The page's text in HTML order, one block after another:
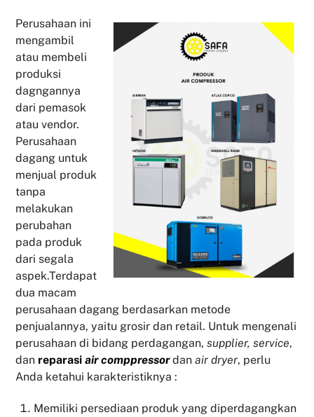
Perusahaan ini
mengambil
atau membeli
produksi
dagngannya
dari pemasok
atau vendor.
Perusahaan
dagang untuk
menjual produk
tanpa
melakukan
perubahan
pada produk
dari segala
aspek.Terdapat
dua macam
perusahaan dagang berdasarkan metode
penjualannya, yaitu grosir dan retail. Untuk mengenali
perusahaan di bidang perdagangan,supplier, service,
dan reparasiair comppressordanair dryer, perlu
Anda ketahui karakteristiknya :
Memiliki persediaan produk yang diperdagangkan